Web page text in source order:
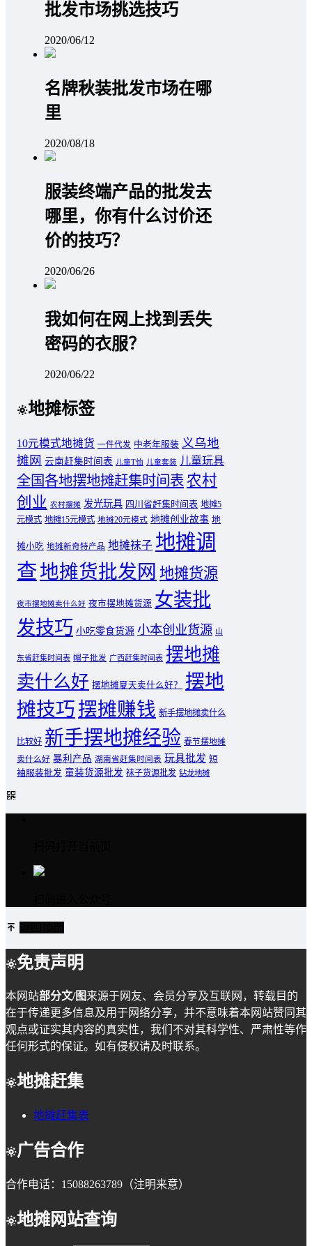
批发市场挑选技巧
2020/06/12
名牌秋装批发市场在哪
里
2020/08/18
服装终端产品的批发去
哪里，你有什么讨价还
价的技巧？
2020/06/26
我如何在网上找到丢失
密码的衣服？
2020/06/22
地摊标签
10元模式地摊货 一件代发 中老年服装 义乌地
摊网 云南赶集时间表 儿童T恤 儿童套装 儿童玩具
全国各地摆地摊赶集时间表 农村
创业 农村摆摊 发光玩具 四川省赶集时间表 地摊5
元模式 地摊15元模式 地摊20元模式 地摊创业故事 地
摊小吃 地摊新奇特产品 地摊袜子 地摊调
查地摊货批发网 地摊货源
夜市摆地摊卖什么好 夜市摆地摊货源 女装批
发技巧 小吃零食货源 小本创业货源 山
东省赶集时间表 帽子批发 广西赶集时间表 摆地摊
卖什么好 摆地摊夏天卖什么好？
摆地
摊技巧摆摊赚钱 新手摆地摊卖什么
比较好 新手摆地摊经验 春节摆地摊
卖什么好 暴利产品 湖南省赶集时间表 玩具批发 短
袖服装批发 童装货源批发 袜子货源批发 钻龙地摊
免责声明
本网站部分文/图来源于网友、会员分享及互联网，转载目的
在于传递更多信息及用于网络分享，并不意味着本网站赞同其
观点或证实其内容的真实性，我们不对其科学性、严肃性等作
任何形式的保证。如有侵权请及时联系。
地摊赶集
地摊赶集表
广告合作
合作电话：15088263789（注明来意）
地摊网站查询